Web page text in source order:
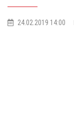
24.02.2019 14:00